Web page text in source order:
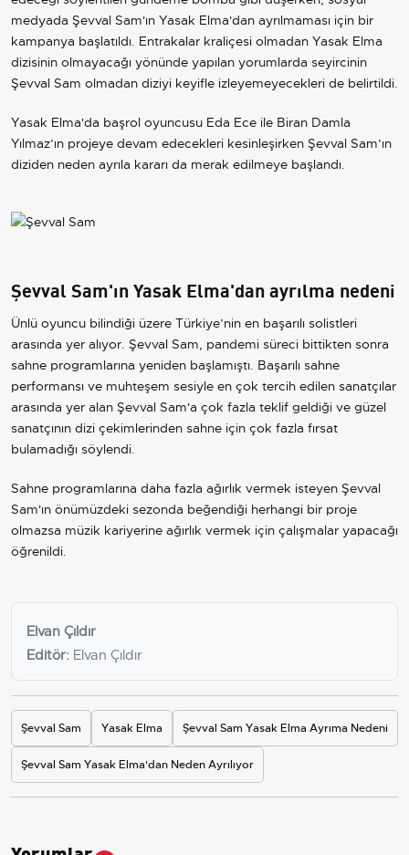
medyada Şevval Sam'ın Yasak Elma'dan ayrılmaması için bir
kampanya başlatıldı. Entrakalar kraliçesi olmadan Yasak Elma
dizisinin olmayacağı yönünde yapılan yorumlarda seyircinin
Şevval Sam olmadan diziyi keyifle izleyemeyecekleri de belirtildi.
Yasak Elma'da başrol oyuncusu Eda Ece ile Biran Damla
Yılmaz’ın projeye devam edecekleri kesinleşirken Şevval Sam’ın
diziden neden ayrıla kararı da merak edilmeye başlandı.
Şevval Sam'ın Yasak Elma'dan ayrılma nedeni
Ünlü oyuncu bilindiği üzere Türkiye’nin en başarılı solistleri
arasında yer alıyor. Şevval Sam, pandemi süreci bittikten sonra
sahne programlarına yeniden başlamıştı. Başarılı sahne
performansı ve muhteşem sesiyle en çok tercih edilen sanatçılar
arasında yer alan Şevval Sam'a çok fazla teklif geldiği ve güzel
sanatçının dizi çekimlerinden sahne için çok fazla fırsat
bulamadığı söylendi.
Sahne programlarına daha fazla ağırlık vermek isteyen Şevval
Sam'ın önümüzdeki sezonda beğendiği herhangi bir proje
olmazsa müzik kariyerine ağırlık vermek için çalışmalar yapacağı
öğrenildi.
Elvan Çıldır
Editör: Elvan Çıldır
Şevval Sam Yasak Elma Şevval Sam Yasak Elma Ayrıma Nedeni
Şevval Sam Yasak Elma'dan Neden Ayrılıyor